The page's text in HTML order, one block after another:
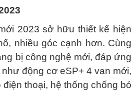
2023 sở hữu thiết kế hiện
nhiều góc cạnh hơn. Cùng
bị công nghệ mới, đáp ứng
động cơ eSP+ 4 van mới,
thoại, hệ thống chống bó